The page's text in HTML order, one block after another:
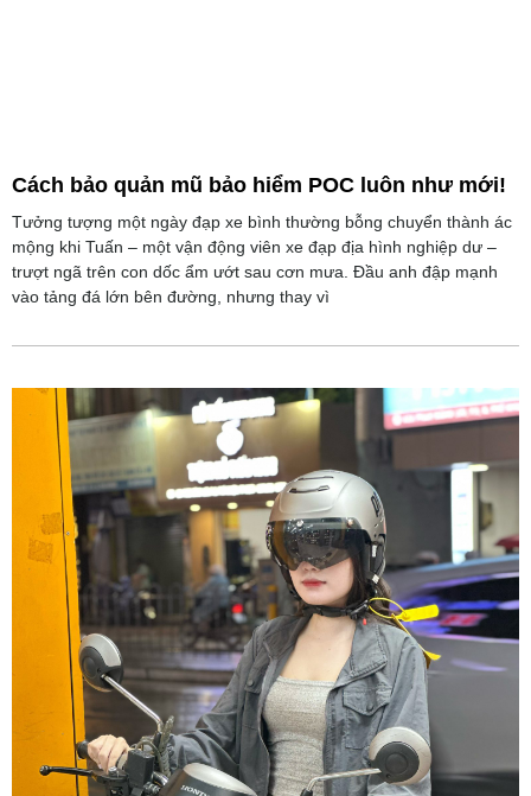
Cách bảo quản mũ bảo hiểm POC luôn như mới!
Tưởng tượng một ngày đạp xe bình thường bỗng chuyển thành ác
mộng khi Tuấn – một vận động viên xe đạp địa hình nghiệp dư –
trượt ngã trên con dốc ẩm ướt sau cơn mưa. Đầu anh đập mạnh
vào tảng đá lớn bên đường, nhưng thay vì